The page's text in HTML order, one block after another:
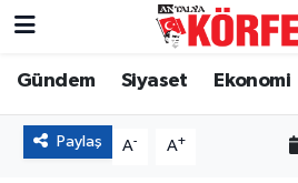
Gündem Siyaset Ekonomi
Paylaş A- A+
Gündem
Siyaset
Nöbetçi Eczaneler
Hava Durumu